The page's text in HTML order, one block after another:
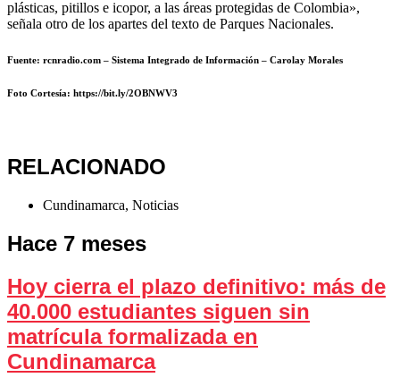
plásticas, pitillos e icopor, a las áreas protegidas de Colombia»,
señala otro de los apartes del texto de Parques Nacionales.
Fuente: rcnradio.com – Sistema Integrado de Información – Carolay Morales
Foto Cortesía: https://bit.ly/2OBNWV3
RELACIONADO
Cundinamarca, Noticias
Hace 7 meses
Hoy cierra el plazo definitivo: más de
40.000 estudiantes siguen sin
matrícula formalizada en
Cundinamarca